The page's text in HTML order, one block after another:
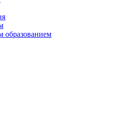
образованием